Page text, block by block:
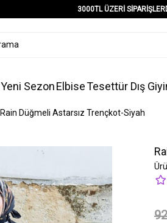
3000TL ÜZERİ
Yeni SezonElbiseTesettür Dış
Rain Düğmeli Astarsız Trençkot-Siyah